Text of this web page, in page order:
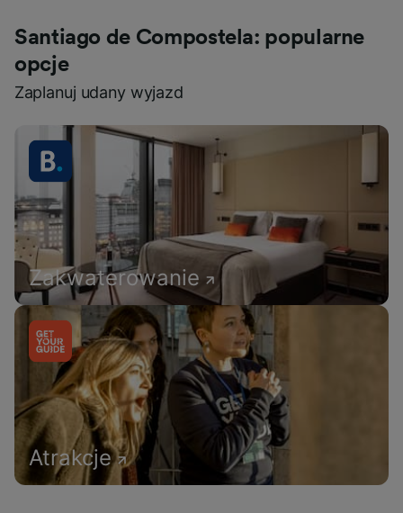
Santiago de Compostela: popularne
opcje
Zaplanuj udany wyjazd
Zakwaterowanie
Atrakcje